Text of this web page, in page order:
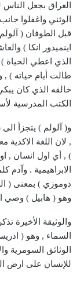
العراق بجعل الناس
الوثني واغفلوا
قبل الطوفان (
اينميدور انكا )
الذي اعطي الحياة )
طالت أيام حياته )
خالقه الذي كان
الكتب المدرسية
و( آلولم ) يتجزأ
, لان اللغة
) , أي اول انسان ,
الابراهيمية .
دوموزي ) بمعنى (
وهو ( هابيل ) وصي
والوثيقة الأخيرة
السماء , وهو (
الوثائق السومرية
للإنسان على ارض